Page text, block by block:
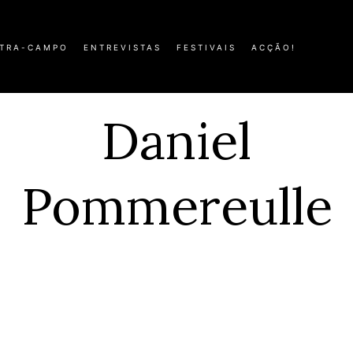
CAMPO ENTREVISTAS FESTIVAIS ACÇÃO!
Daniel
Pommereulle